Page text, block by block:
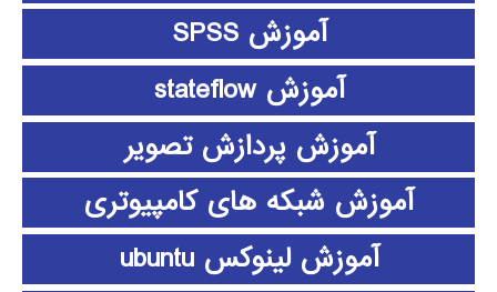
آموزش SPSS
آموزش stateflow
آموزش پردازش تصویر
آموزش شبکه های کامپیوتری
آموزش لینوکس ubuntu